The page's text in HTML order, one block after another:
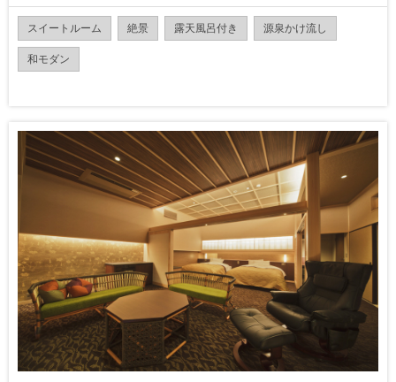
スイートルーム 絶景 露天風呂付き 源泉かけ流し
和モダン